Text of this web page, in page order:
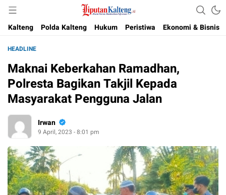
Liputan Kalteng
Akurat, Terpercaya & Independent
Kalteng
Polda Kalteng Hukum Peristiwa Ekonomi & Bisnis
HEADLINE
Maknai Keberkahan Ramadhan,
Polresta Bagikan Takjil Kepada
Masyarakat Pengguna Jalan
Irwan
9 April, 2023 - 8:01 pm